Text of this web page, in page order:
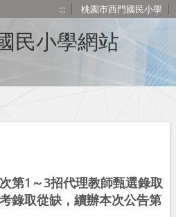
::: 桃園市西門國民小學
第1～3招代理教師甄選錄取
錄取從缺，續辦本次公告第